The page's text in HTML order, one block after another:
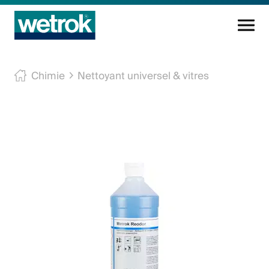
Produits
Chimie Nettoyant universel & vitres